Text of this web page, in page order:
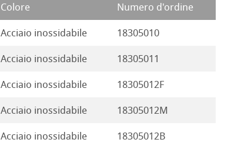
Colore Numero d'ordine
Acciaio inossidabile 18305010
Acciaio inossidabile 18305011
Acciaio inossidabile 18305012F
Acciaio inossidabile 18305012M
Acciaio inossidabile 18305012B